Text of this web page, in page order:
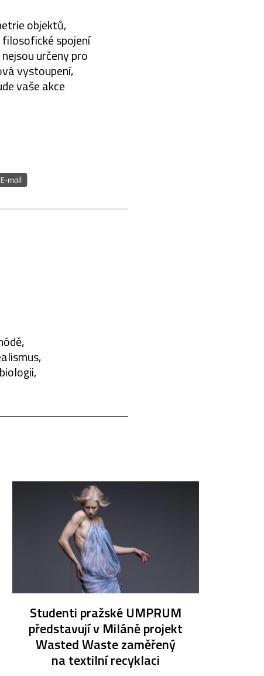
objektů,
spojení
určeny pro
vystoupení,
vaše akce
Studenti pražské UMPRUM
představují v Miláně projekt
Wasted Waste zaměřený
na textilní recyklaci